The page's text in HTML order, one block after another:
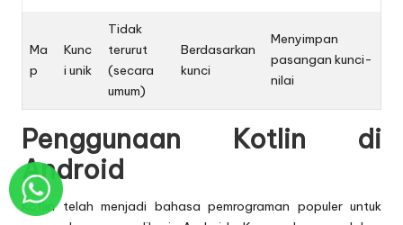
Ma
p
Kunc
i unik
Tidak
terurut
(secara
umum)
Berdasarkan
kunci
Menyimpan
pasangan kunci-
nilai
Penggunaan Kotlin di
Android
Kotlin telah menjadi bahasa pemrograman populer untuk